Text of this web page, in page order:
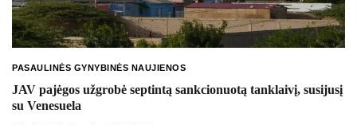
PASAULINĖS GYNYBINĖS NAUJIENOS
JAV pajėgos užgrobė septintą sankcionuotą tanklaivį, susijusį
su Venesuela